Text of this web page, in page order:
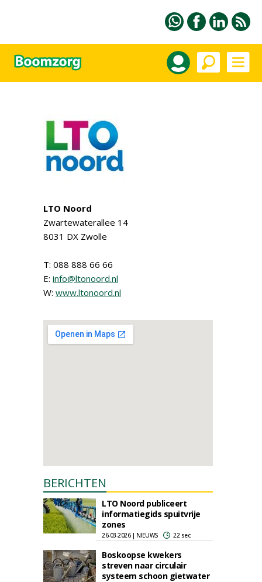
LTO Noord
Zwartewaterallee 14
8031 DX Zwolle
T: 088 888 66 66
E: info@ltonoord.nl
W: www.ltonoord.nl
BERICHTEN
LTO Noord publiceert
informatiegids spuitvrije
zones
26-03-2026 | NIEUWS 22 sec
Boskoopse kwekers
streven naar circulair
systeem schoon gietwater